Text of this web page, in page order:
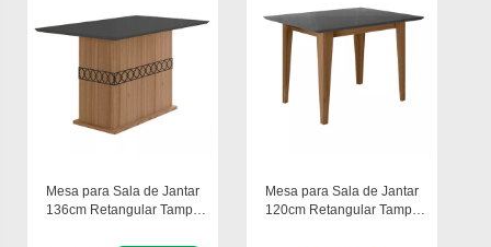
Mesa para Sala de Jantar
136cm Retangular Tampo
Mesa para Sala de Jantar
120cm Retangular Tampo